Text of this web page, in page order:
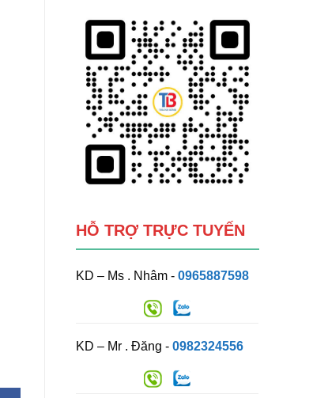
HỖ TRỢ TRỰC TUYẾN
KD – Ms . Nhâm -0965887598
KD – Mr . Đăng -0982324556